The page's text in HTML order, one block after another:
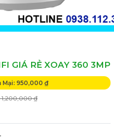
GIÁ RẺ XOAY 360 3MP
Mại: 950,000 ₫
1,200,000 ₫